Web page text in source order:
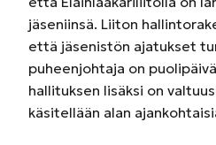
jäseniinsä. Liiton
että jäsenistön ajatukset
puheenjohtaja on
hallituksen lisäksi on
käsitellään alan